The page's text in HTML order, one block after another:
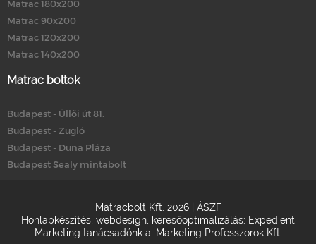
Matrac 180x200
Matrac 90x200
Matrac 120x200
Matrac 140x200
Matrac boltok
Budapest - Üllői út 81.
Budapest - Zugló
Budapest - Duna Pláza
Budapest Sealy mintabolt
Matracbolt Kft. 2026 | ÁSZF
Honlapkészítés webdesign keresőoptimalizálás: Expedient
Marketing tanácsadónk a: Marketing Professzorok Kft.